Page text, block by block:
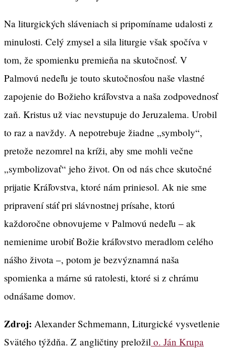
Na liturgických sláveniach si pripomíname udalosti z
minulosti. Celý zmysel a sila liturgie však spočíva v
tom, že spomienku premieňa na skutočnosť. V
Palmovú nedeľu je touto skutočnosťou naše vlastné
zapojenie do Božieho kráľovstva a naša zodpovednosť
zaň. Kristus už viac nevstupuje do Jeruzalema. Urobil
to raz a navždy. A nepotrebuje žiadne „symboly“,
pretože nezomrel na kríži, aby sme mohli večne
„symbolizovať“ jeho život. On od nás chce skutočné
prijatie Kráľovstva, ktoré nám priniesol. Ak nie sme
pripravení stáť pri slávnostnej prísahe, ktorú
každoročne obnovujeme v Palmovú nedeľu – ak
nemienime urobiť Božie kráľovstvo meradlom celého
nášho života –, potom je bezvýznamná naša
spomienka a márne sú ratolesti, ktoré si z chrámu
odnášame domov.
Zdroj: Alexander Schmemann, Liturgické vysvetlenie
Svätého týždňa. Z angličtiny preložil o. Ján Krupa